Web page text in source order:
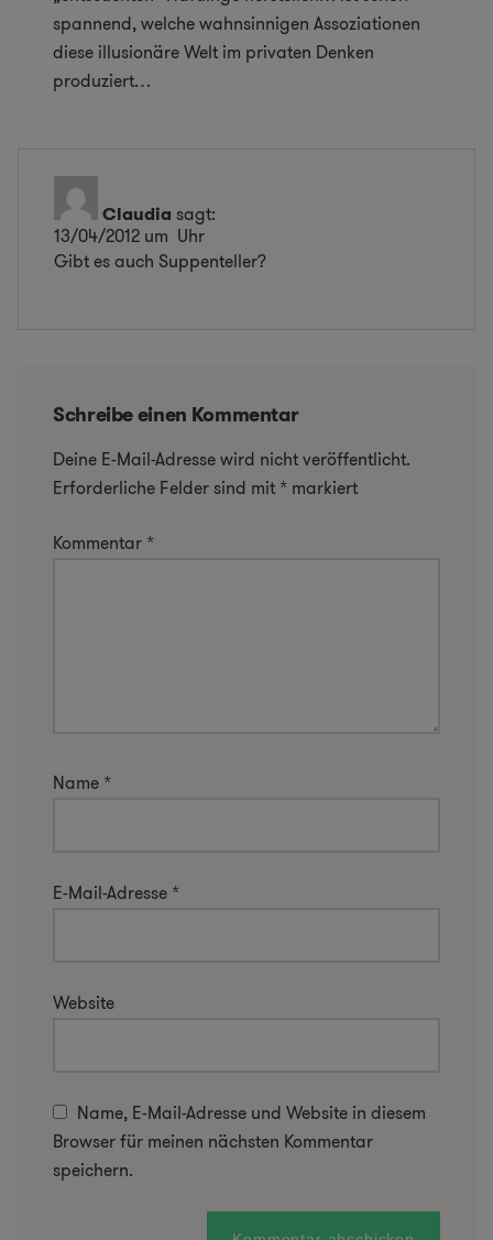
spannend, welche wahnsinnigen Assoziationen
diese illusionäre Welt im privaten Denken
produziert…
Claudia sagt:
13/04/2012 um Uhr
Gibt es auch Suppenteller?
Schreibe einen Kommentar
Deine E-Mail-Adresse wird nicht veröffentlicht.
Erforderliche Felder sind mit * markiert
Kommentar *
Name *
E-Mail-Adresse *
Website
Name, E-Mail-Adresse und Website in diesem
Browser für meinen nächsten Kommentar
speichern.